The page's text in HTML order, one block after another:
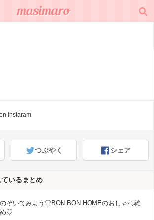
on Instaram
つぶやく シェア
いるまとめ
ぞいてみよう♡BON BON HOMEのおしゃれ雑
め♡